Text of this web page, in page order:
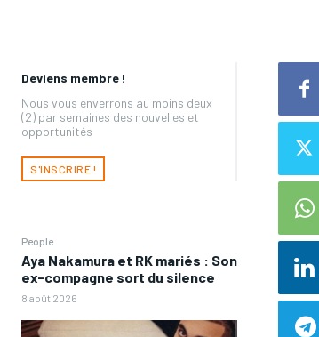
Deviens membre !
Nous vous enverrons au moins deux
(2) par semaines des nouvelles et
opportunités
S'INSCRIRE !
People
Aya Nakamura et RK mariés : Son
ex-compagne sort du silence
8 août 2026